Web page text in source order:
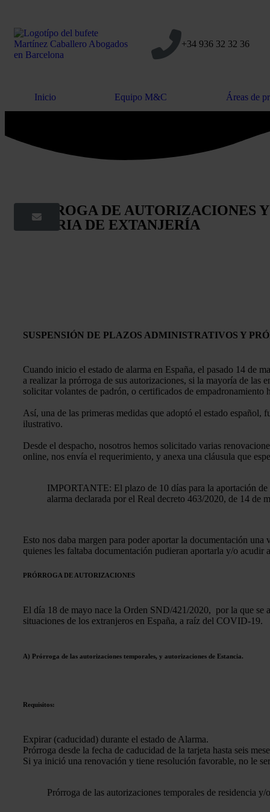
+34 936 32 32 36
Inicio Equipo M&C Áreas de
PRÓRROGA DE AUTORIZACIONES
MATERIA DE EXTANJERÍA
SUSPENSIÓN DE PLAZOS ADMINISTRATIVOS Y
Cuando inicio el estado de alarma en España, el pasado 14 de
a realizar la prórroga de sus autorizaciones, si la mayoría de las
solicitar volantes de padrón, o certificados de empadronamiento
Así, una de las primeras medidas que adoptó el estado español,
ilustrativo.
Desde el despacho, nosotros hemos solicitado varias
online, nos envía el requerimiento, y anexa una cláusula que
IMPORTANTE: El plazo de 10 días para la aportación de
alarma declarada por el Real decreto 463/2020, de 14 de
Esto nos daba margen para poder aportar la documentación
quienes les faltaba documentación pudieran aportarla y/o acudir
PRÓRROGA DE AUTORIZACIONES
El día 18 de mayo nace la Orden SND/421/2020, por la que se
situaciones de los extranjeros en España, a raíz del COVID-19.
A) Prórroga de las autorizaciones temporales, y autorizaciones de Estancia.
Requisitos:
Expirar (caducidad) durante el estado de Alarma.
Prórroga desde la fecha de caducidad de la tarjeta hasta seis
Si ya inició una renovación y tiene resolución favorable, no le
Prórroga de las autorizaciones temporales de residencia